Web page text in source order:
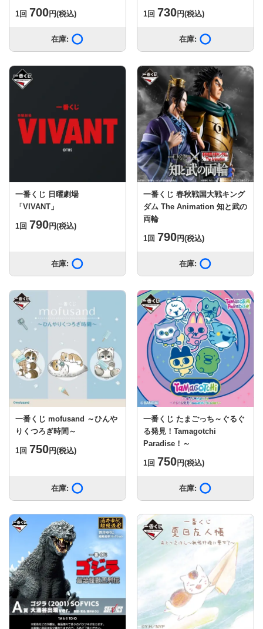
1回 700円(税込)
在庫:
1回 730円(税込)
在庫:
一番くじ 日曜劇場
「VIVANT」
1回 790円(税込)
在庫:
一番くじ 春秋戦国大戦キング
ダム The Animation 知と武の
両輪
1回 790円(税込)
在庫:
一番くじ mofusand ～ひんや
りくつろぎ時間～
1回 750円(税込)
在庫:
一番くじ たまごっち～ぐるぐ
る発見！Tamagotchi
Paradise！～
1回 750円(税込)
在庫: